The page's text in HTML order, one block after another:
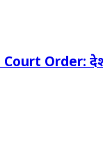
Order: